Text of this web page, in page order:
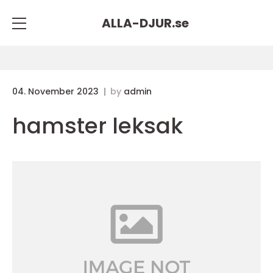
ALLA-DJUR.se
04. November 2023 by admin
hamster leksak